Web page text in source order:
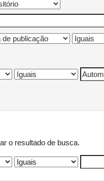
o resultado de busca.